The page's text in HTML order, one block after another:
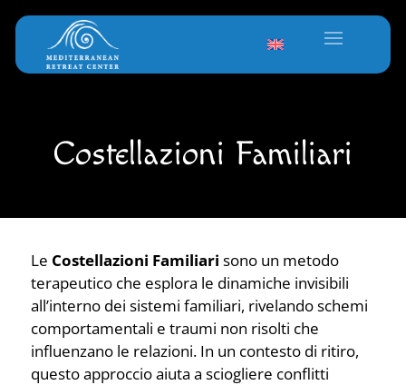
Costellazioni Familiari
Le Costellazioni Familiari sono un metodo
terapeutico che esplora le dinamiche invisibili
all’interno dei sistemi familiari, rivelando schemi
comportamentali e traumi non risolti che
influenzano le relazioni. In un contesto di ritiro,
questo approccio aiuta a sciogliere conflitti